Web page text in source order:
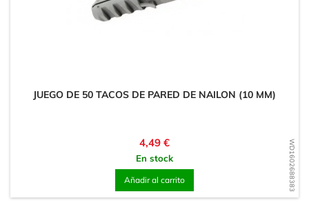
WD1602688383
JUEGO DE 50 TACOS DE PARED DE NAILON (10 MM)
Precio
4,49 €
En stock
Añadir al carrito